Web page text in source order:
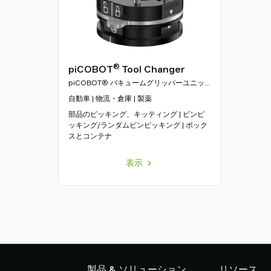
piCOBOT® Tool Changer
piCOBOT® バキュームグリッパーユニッ
ト
自動車 | 物流・倉庫 | 製薬
部品のピッキング、キッティング | ビンピ
ッキング/ランダムビンピッキング | ボック
スとコンテナ
表示